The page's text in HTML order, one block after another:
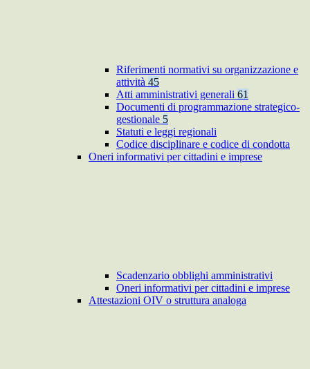
Riferimenti normativi su organizzazione e
attività 45
Atti amministrativi generali 61
Documenti di programmazione strategico-
gestionale 5
Statuti e leggi regionali
Codice disciplinare e codice di condotta
Oneri informativi per cittadini e imprese
Scadenzario obblighi amministrativi
Oneri informativi per cittadini e imprese
Attestazioni OIV o struttura analoga